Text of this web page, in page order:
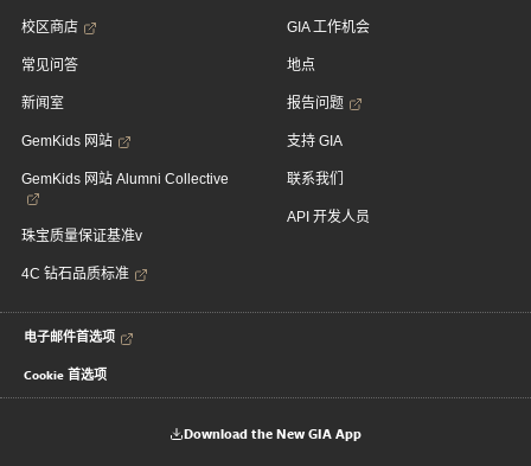
校区商店
常见问答
新闻室
GemKids 网站
GemKids 网站 Alumni Collective
珠宝质量保证基准v
4C 钻石品质标准
GIA 工作机会
地点
报告问题
支持 GIA
联系我们
API 开发人员
电子邮件首选项
Cookie 首选项
Download the New GIA App